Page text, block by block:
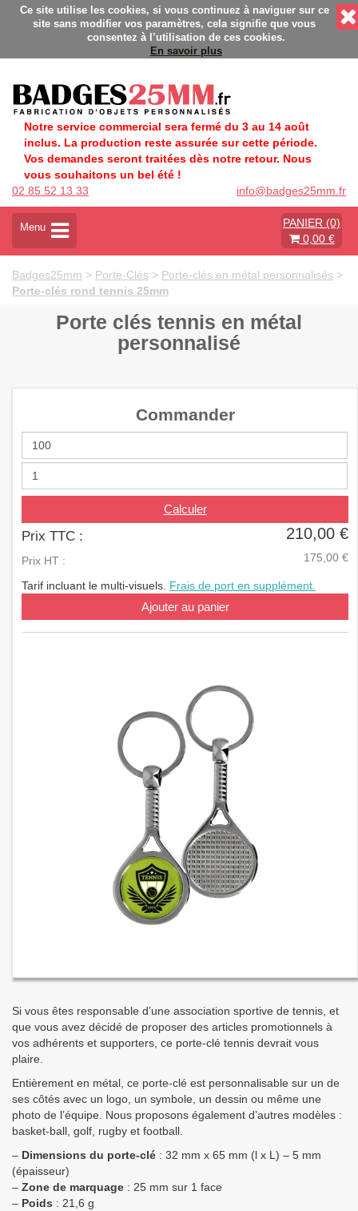
- Fabrication Française éco-responsable - Délais rapides -
Ce site utilise les cookies, si vous continuez à naviguer sur ce
site sans modifier vos paramètres, cela signifie que vous
consentez à l’utilisation de ces cookies.
En savoir plus
Notre service commercial sera fermé du 3 au 14 août
inclus. La production reste assurée sur cette période.
Vos demandes seront traitées dès notre retour. Nous
vous souhaitons un bel été !
02 85 52 13 33
info@badges25mm.fr
A
t
v
e
Menu
PANIER (0)
0,00 €
Badges25mm > Porte-Clés > Porte-clés en métal personnalisés >
Porte-clés rond tennis 25mm
Porte clés tennis en métal
personnalisé
Commander
Calculer
Prix TTC : 210,00 €
Prix HT : 175,00 €
Tarif incluant le multi-visuels. Frais de port en supplément.
Ajouter au panier
Si vous êtes responsable d’une association sportive de tennis, et
que vous avez décidé de proposer des articles promotionnels à
vos adhérents et supporters, ce porte-clé tennis devrait vous
plaire.
Entièrement en métal, ce porte-clé est personnalisable sur un de
ses côtés avec un logo, un symbole, un dessin ou même une
photo de l’équipe. Nous proposons également d’autres modèles :
basket-ball, golf, rugby et football.
– Dimensions du porte-clé : 32 mm x 65 mm (l x L) – 5 mm
(épaisseur)
– Zone de marquage : 25 mm sur 1 face
– Poids : 21,6 g